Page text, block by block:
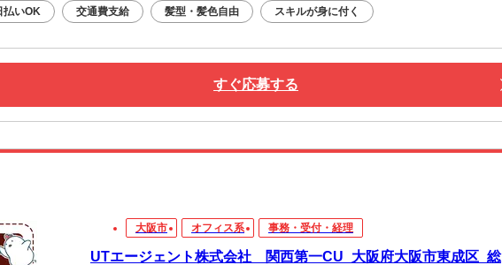
払いOK 交通費支給 髪型・髪色自由 スキルが身に付く
すぐ応募する
大阪市 オフィス系 事務・受付・経理
UTエージェント株式会社 関西第一CU_大阪府大阪市東成区_総